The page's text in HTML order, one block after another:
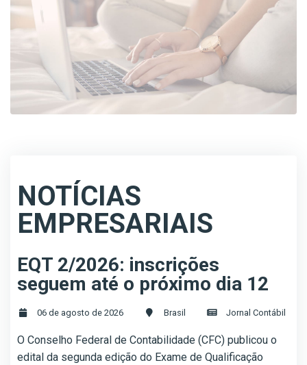
NOTÍCIAS
EMPRESARIAIS
EQT 2/2026: inscrições
seguem até o próximo dia 12
06 de agosto de 2026 Brasil Jornal Contábil
O Conselho Federal de Contabilidade (CFC) publicou o
edital da segunda edição do Exame de Qualificação